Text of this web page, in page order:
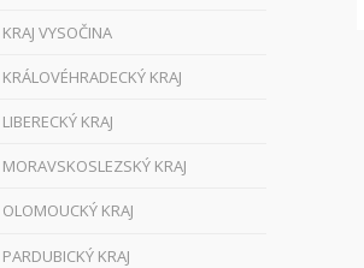
KRAJ VYSOČINA
KRÁLOVÉHRADECKÝ KRAJ
LIBERECKÝ KRAJ
MORAVSKOSLEZSKÝ KRAJ
OLOMOUCKÝ KRAJ
PARDUBICKÝ KRAJ